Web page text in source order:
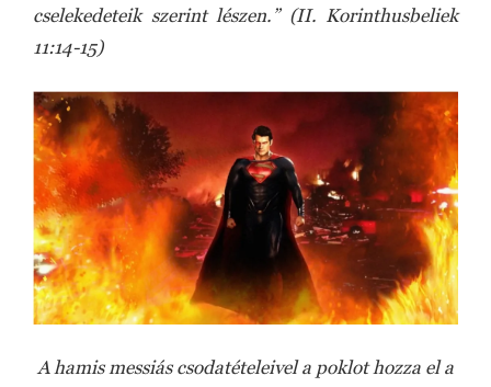
cselekedeteik szerint lészen.” (II. Korinthusbeliek
11:14-15)
A hamis messiás csodatételeivel a poklot hozza el a